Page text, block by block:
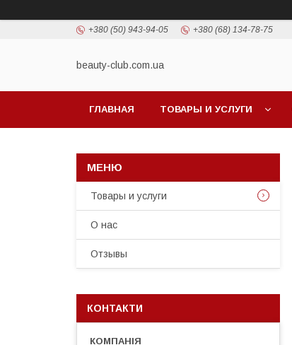
+380 (50) 943-94-05 +380 (68) 134-78-75
beauty-club.com.ua
ГЛАВНАЯ ТОВАРЫ И УСЛУГИ
Товары и услуги
О нас
Отзывы
КОНТАКТИ